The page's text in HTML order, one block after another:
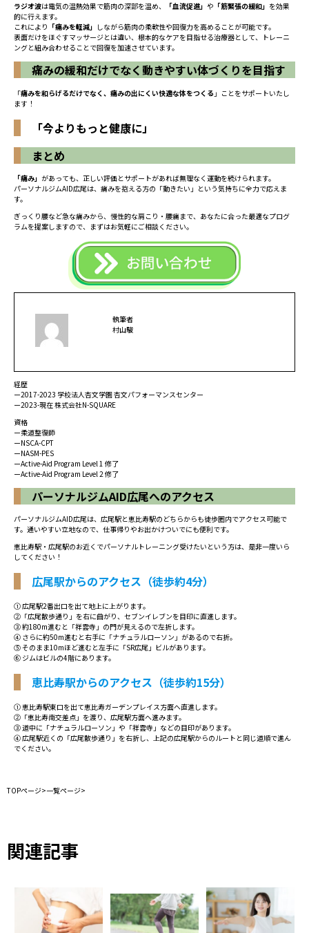
ラジオ波は電気の温熱効果で筋肉の深部を温め、 「血流促進」 や 「筋緊張の緩和」 を効果
的に行えます。
これにより 「痛みを軽減」 しながら筋肉の柔軟性や回復力を高めることが可能です。
表面だけをほぐすマッサージとは違い、根本的なケアを目指せる治療器として、トレーニ
ングと組み合わせることで回復を加速させています。
痛みの緩和だけでなく動きやすい体づくりを目指す
「痛みを和らげるだけでなく、痛みの出にくい快適な体をつくる 」ことをサポートいたし
ます！
「今よりもっと健康に」
まとめ
「痛み」 があっても、正しい評価とサポートがあれば無理なく運動を続けられます。
パーソナルジムAID広尾は、痛みを抱える方の「動きたい」という気持ちに全力で応えま
す。
ぎっくり腰など急な痛みから、慢性的な肩こり・腰痛まで、あなたに合った最適なプログ
ラムを提案しますので、まずはお気軽にご相談ください。
執筆者
村山駿
経歴
ー2017-2023 学校法人杏文学園 杏文パフォーマンスセンター
ー2023-現在 株式会社N-SQUARE
資格
ー柔道整復師
ーNSCA-CPT
ーNASM-PES
ーActive-Aid Program Level 1 修了
ーActive-Aid Program Level 2 修了
パーソナルジムAID広尾へのアクセス
パーソナルジムAID広尾は、広尾駅と恵比寿駅のどちらからも徒歩圏内でアクセス可能で
す。通いやすい立地なので、仕事帰りやお出かけついでにも便利です。
恵比寿駅・広尾駅のお近くでパーソナルトレーニング受けたいという方は、是非一度いら
してください！
広尾駅からのアクセス（徒歩約4分）
① 広尾駅2番出口を出て地上に上がります。
②「広尾散歩通り」を右に曲がり、セブンイレブンを目印に直進します。
③ 約180m進むと「祥雲寺」の門が見えるので左折します。
④ さらに約50m進むと右手に「ナチュラルローソン」があるので右折。
⑤ そのまま10mほど進むと左手に「SR広尾」ビルがあります。
⑥ ジムはビルの4階にあります。
恵比寿駅からのアクセス（徒歩約15分）
① 恵比寿駅東口を出て恵比寿ガーデンプレイス方面へ直進します。
②「恵比寿南交差点」を渡り、広尾駅方面へ進みます。
③ 道中に「ナチュラルローソン」や「祥雲寺」などの目印があります。
④ 広尾駅近くの「広尾散歩通り」を右折し、上記の広尾駅からのルートと同じ道順で進ん
でください。
TOPページ>一覧ページ>
関連記事